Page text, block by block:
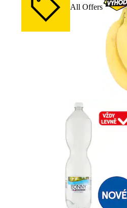
All Offers